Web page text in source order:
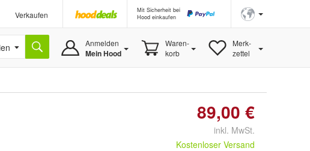
Verkaufen
Mit Sicherheit bei
Hood einkaufen
Anmelden
Mein Hood
Waren-
korb
Merk-
zettel
89,00 €
inkl. MwSt.
Kostenloser Versand